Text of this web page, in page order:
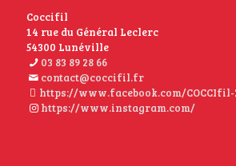
Coccifil
14 rue du Général Leclerc
54300 Lunéville
03 83 89 28 66
contact@coccifil.fr
https://www.facebook.com/COCCIfil-
https://www.instagram.com/